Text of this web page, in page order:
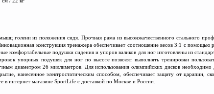
голени из положения сидя. Прочная рама из высококачественного стального
конструкция тренажера обеспечивает соотношение весов 3:1 с помощью
комфортабельные подушки сидения и упоров валиков для ног изготовлены из
упорных подушек для ног по высоте позволят выполнять тренировки
диаметром 26 миллиметров. Для использования олимпийских дисков
нанесенное электростатическим способом, обеспечивает защиту от царапин,
интернет магазине SportLife с доставкой по Москве и России.